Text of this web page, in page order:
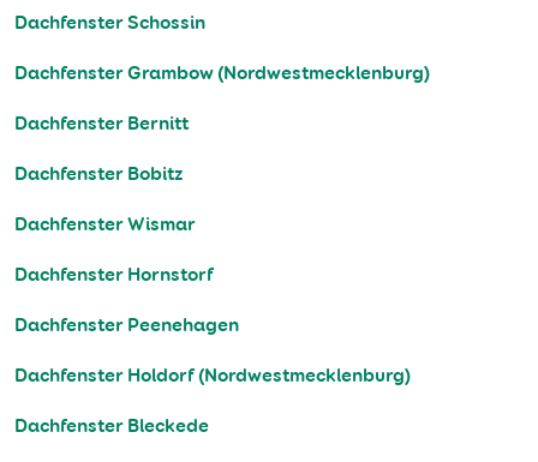
Dachfenster Schossin
Dachfenster Grambow (Nordwestmecklenburg)
Dachfenster Bernitt
Dachfenster Bobitz
Dachfenster Wismar
Dachfenster Hornstorf
Dachfenster Peenehagen
Dachfenster Holdorf (Nordwestmecklenburg)
Dachfenster Bleckede